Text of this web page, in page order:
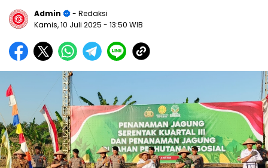
Admin
- Redaksi
Kamis, 10 Juli 2025 - 13:50 WIB